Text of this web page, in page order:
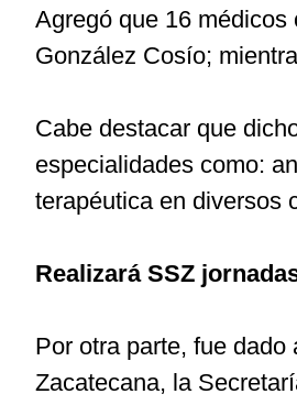
Agregó que 16
González Cosío;
Cabe destacar que
especialidades como:
terapéutica en diversos
Realizará SSZ
Por otra parte, fue
Zacatecana, la